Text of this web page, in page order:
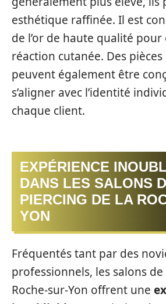
esthétique raffinée. Il est
de l’or de haute qualité
réaction cutanée. Des
peuvent également être
s’aligner avec l’identité
chaque client.
EXPÉRIENCE
DANS LES SALONS
PIERCING DE LA
YON
Fréquentés tant par des
professionnels, les salons
Roche-sur-Yon offrent une